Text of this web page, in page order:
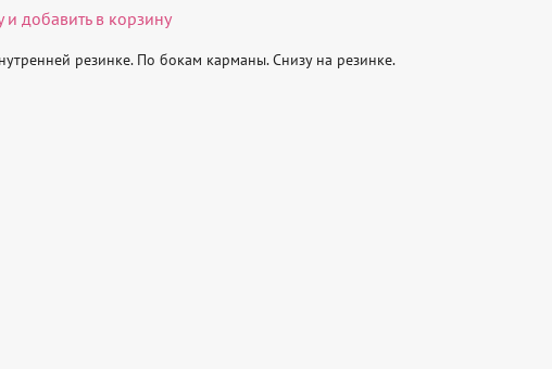
и добавить в корзину
резинке. По бокам карманы. Снизу на резинке.